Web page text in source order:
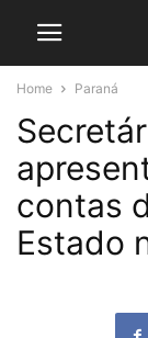
Home Paraná
contas
Estado